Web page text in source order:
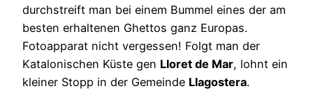
durchstreift man bei einem Bummel eines der am
besten erhaltenen Ghettos ganz Europas.
Fotoapparat nicht vergessen! Folgt man der
Katalonischen Küste gen Lloret de Mar, lohnt ein
kleiner Stopp in der Gemeinde Llagostera.